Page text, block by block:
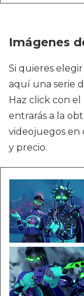
Imágenes
Si quieres
aquí una serie
Haz click con
entrarás a la
videojuegos en
y precio.